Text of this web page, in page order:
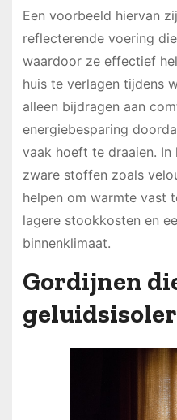
Een voorbeeld hiervan
reflecterende voering
waardoor ze effectief
huis te verlagen tijdens
alleen bijdragen aan
energiebesparing
vaak hoeft te draaien. In
zware stoffen zoals
helpen om warmte vast
lagere stookkosten en
binnenklimaat.
Gordijnen